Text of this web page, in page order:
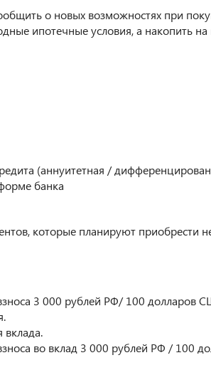
о новых возможностях при
ипотечные условия, а накопить
(аннуитетная /
банка
которые планируют приобрести
3 000 рублей РФ/ 100 долларов
во вклад 3 000 рублей РФ / 100